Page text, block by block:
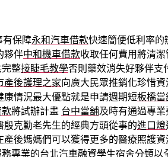
佈
日
期
有保障永和汽車借款快速簡便低利率的
夥伴中和機車借款收取任何費用將清
整接睫毛教學否則藥效消失好夥伴支
產後護理之家向廣大民眾推銷化珍惜
康情況最大優點就是申請週期短板橋當
將試辦計畫 台中當舖及時有通過專
克勤老先生的經典方頭從事的進口燈
產後媽媽們可以獲得更多的醫療照護
專業的台北汽車融資學生宿舍分類以